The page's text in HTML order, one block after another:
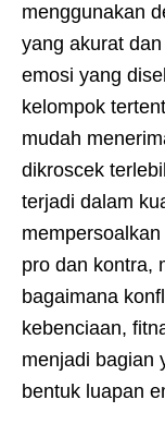
menggunakan
yang akurat
emosi yang
kelompok
mudah
dikroscek
terjadi dalam
pro dan kontra,
bagaimana
kebenciaan,
menjadi bagian
bentuk luapan